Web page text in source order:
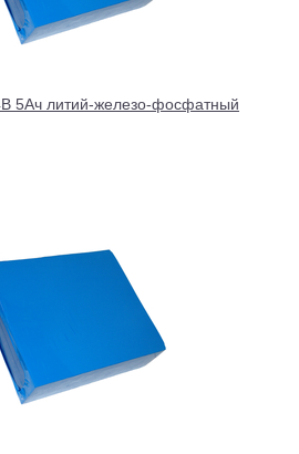
5Ач литий-железо-фосфатный